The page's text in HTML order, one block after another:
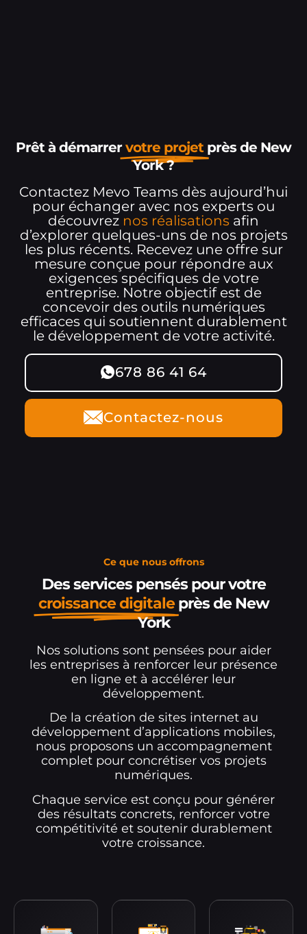
Prêt à démarrervotre projet près de New
York ?
Contactez Mevo Teams dès aujourd’hui
pour échanger avec nos experts ou
découvrez nos réalisations afin
d’explorer quelques-uns de nos projets
les plus récents. Recevez une offre sur
mesure conçue pour répondre aux
exigences spécifiques de votre
entreprise. Notre objectif est de
concevoir des outils numériques
efficaces qui soutiennent durablement
le développement de votre activité.
678 86 41 64
Contactez-nous
Ce que nous offrons
Des services pensés pour votre
croissance digitale près de New
York
Nos solutions sont pensées pour aider
les entreprises à renforcer leur présence
en ligne et à accélérer leur
développement.
De la création de sites internet au
développement d’applications mobiles,
nous proposons un accompagnement
complet pour concrétiser vos projets
numériques.
Chaque service est conçu pour générer
des résultats concrets, renforcer votre
compétitivité et soutenir durablement
votre croissance.